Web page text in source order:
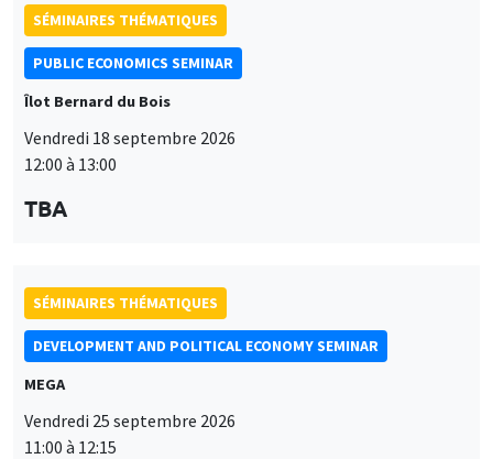
SÉMINAIRES THÉMATIQUES
PUBLIC ECONOMICS SEMINAR
Îlot Bernard du Bois
Vendredi 18 septembre 2026
12:00 à 13:00
TBA
SÉMINAIRES THÉMATIQUES
DEVELOPMENT AND POLITICAL ECONOMY SEMINAR
MEGA
Vendredi 25 septembre 2026
11:00 à 12:15